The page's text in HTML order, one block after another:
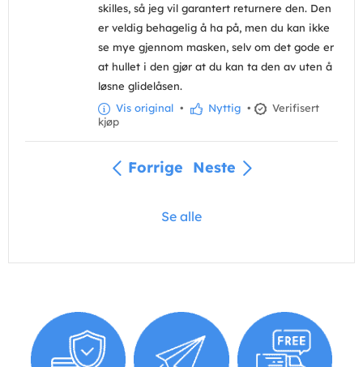
skilles, så jeg vil garantert returnere den. Den
er veldig behagelig å ha på, men du kan ikke
se mye gjennom masken, selv om det gode er
at hullet i den gjør at du kan ta den av uten å
løsne glidelåsen.
Vis original • Nyttig •
Verifisert
kjøp
Forrige Neste
Se alle